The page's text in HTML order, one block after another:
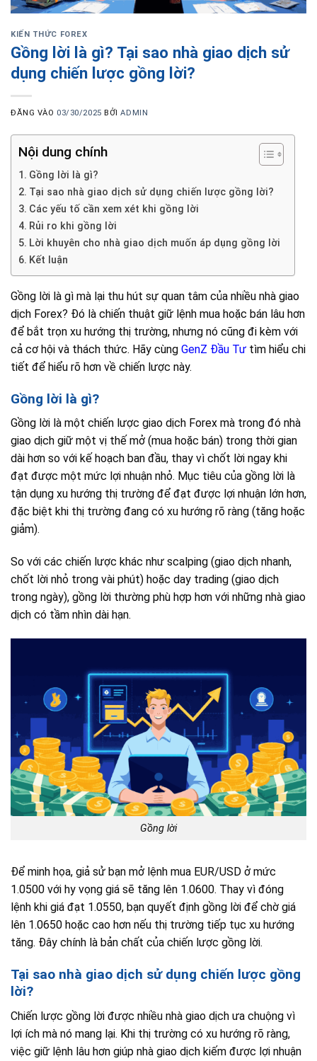
KIẾN THỨC FOREX
Gồng lời là gì? Tại sao nhà giao dịch sử
dụng chiến lược gồng lời?
ĐĂNG VÀO 03/30/2025 BỞIADMIN
Nội dung chính
Gồng lời là gì?
Tại sao nhà giao dịch sử dụng chiến lược gồng lời?
Các yếu tố cần xem xét khi gồng lời
Rủi ro khi gồng lời
Lời khuyên cho nhà giao dịch muốn áp dụng gồng lời
Kết luận
Gồng lời là gì mà lại thu hút sự quan tâm của nhiều nhà giao
dịch Forex? Đó là chiến thuật giữ lệnh mua hoặc bán lâu hơn
để bắt trọn xu hướng thị trường, nhưng nó cũng đi kèm với
cả cơ hội và thách thức. Hãy cùng GenZ Đầu Tư tìm hiểu chi
tiết để hiểu rõ hơn về chiến lược này.
Gồng lời là gì?
Gồng lời là một chiến lược giao dịch Forex mà trong đó nhà
giao dịch giữ một vị thế mở (mua hoặc bán) trong thời gian
dài hơn so với kế hoạch ban đầu, thay vì chốt lời ngay khi
đạt được một mức lợi nhuận nhỏ. Mục tiêu của gồng lời là
tận dụng xu hướng thị trường để đạt được lợi nhuận lớn hơn,
đặc biệt khi thị trường đang có xu hướng rõ ràng (tăng hoặc
giảm).
So với các chiến lược khác như scalping (giao dịch nhanh,
chốt lời nhỏ trong vài phút) hoặc day trading (giao dịch
trong ngày), gồng lời thường phù hợp hơn với những nhà giao
dịch có tầm nhìn dài hạn.
Gồng lời
Để minh họa, giả sử bạn mở lệnh mua EUR/USD ở mức
1.0500 với hy vọng giá sẽ tăng lên 1.0600. Thay vì đóng
lệnh khi giá đạt 1.0550, bạn quyết định gồng lời để chờ giá
lên 1.0650 hoặc cao hơn nếu thị trường tiếp tục xu hướng
tăng. Đây chính là bản chất của chiến lược gồng lời.
Tại sao nhà giao dịch sử dụng chiến lược gồng
lời?
Chiến lược gồng lời được nhiều nhà giao dịch ưa chuộng vì
lợi ích mà nó mang lại. Khi thị trường có xu hướng rõ ràng,
việc giữ lệnh lâu hơn giúp nhà giao dịch kiếm được lợi nhuận